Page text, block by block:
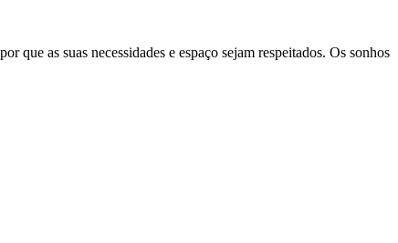
que as suas necessidades e espaço sejam respeitados. Os sonhos